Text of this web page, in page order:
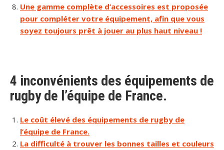
Une gamme complète d’accessoires est proposée
pour compléter votre équipement, afin que vous
soyez toujours prêt à jouer au plus haut niveau !
4 inconvénients des équipements de
rugby de l’équipe de France.
Le coût élevé des équipements de rugby de
l’équipe de France.
La difficulté à trouver les bonnes tailles et couleurs